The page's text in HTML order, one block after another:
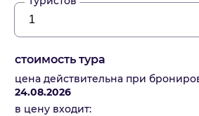
стоимость тура
цена действительна при
24.08.2026
в цену входит: